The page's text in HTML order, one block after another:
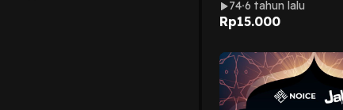
74 6 tahun lalu
Rp15.000